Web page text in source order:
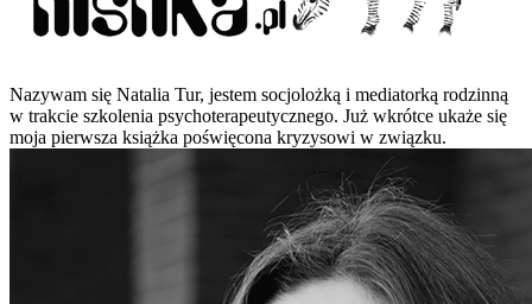
Nazywam się Natalia Tur, jestem socjolożką i mediatorką rodzinną
w trakcie szkolenia psychoterapeutycznego. Już wkrótce ukaże się
moja pierwsza książka poświęcona kryzysowi w związku.